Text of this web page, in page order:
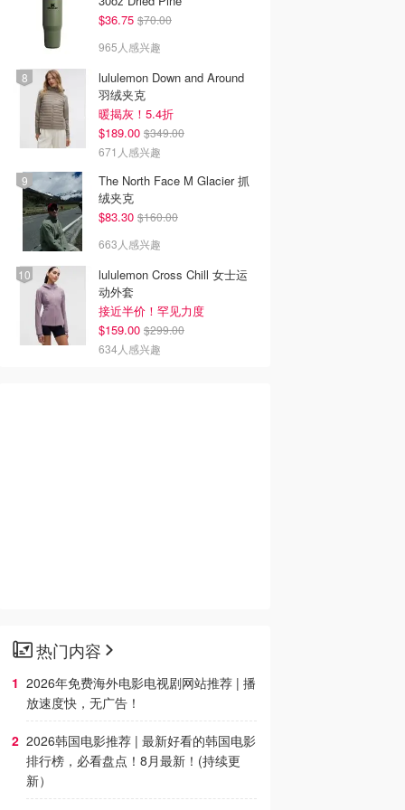
$36.75 $70.00
965人感兴趣
lululemon Down and Around
羽绒夹克
暖揭灰！5.4折
$189.00 $349.00
671人感兴趣
The North Face M Glacier 抓
绒夹克
$83.30 $160.00
663人感兴趣
lululemon Cross Chill 女士运
动外套
接近半价！罕见力度
$159.00 $299.00
634人感兴趣
热门内容
2026年免费海外电影电视剧网站推荐 | 播
放速度快，无广告！
2026韩国电影推荐 | 最新好看的韩国电影
排行榜，必看盘点！8月最新！(持续更
新）